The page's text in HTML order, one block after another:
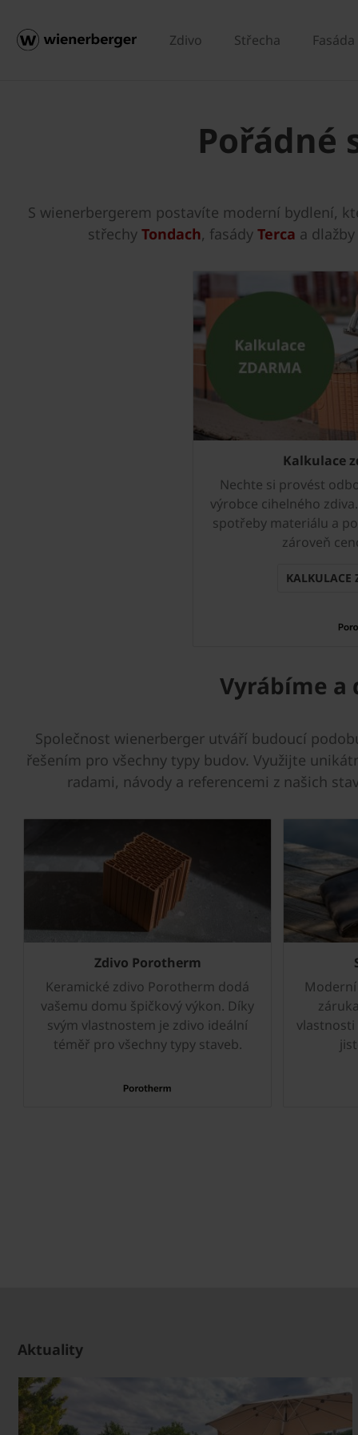
Zdivo Střecha Fasáda
Pořádné
S wienerbergerem postavíte moderní bydlení,
střechy Tondach, fasády Terca a dlažby
Kalkulace
Nechte si provést
výrobce cihelného
spotřeby materiálu a
zároveň
KALKULACE
Vyrábíme a
Společnost wienerberger utváří budoucí
řešením pro všechny typy budov. Využijte
radami, návody a referencemi z našich
Zdivo Porotherm
Keramické zdivo Porotherm dodá
vašemu domu špičkový výkon. Díky
svým vlastnostem je zdivo ideální
téměř pro všechny typy staveb.
vlastnosti
Aktuality